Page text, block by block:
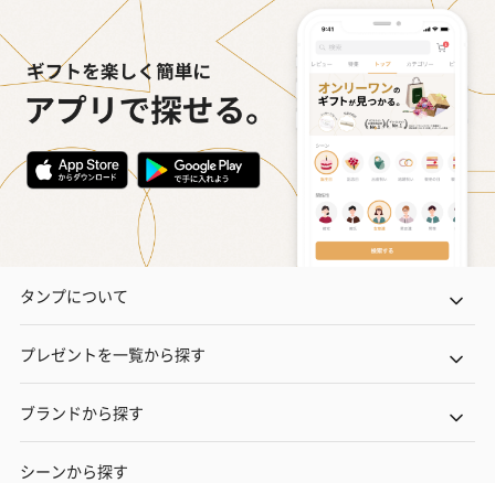
タンプについて
プレゼントを一覧から探す
ブランドから探す
シーンから探す